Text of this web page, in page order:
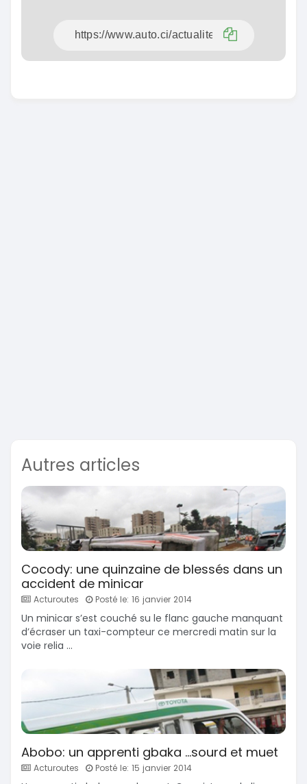
Autres articles
Cocody: une quinzaine de blessés dans un
accident de minicar
Acturoutes Posté le: 16 janvier 2014
Un minicar s’est couché su le flanc gauche manquant
d’écraser un taxi-compteur ce mercredi matin sur la
voie relia ...
Abobo: un apprenti gbaka ...sourd et muet
Acturoutes Posté le: 15 janvier 2014